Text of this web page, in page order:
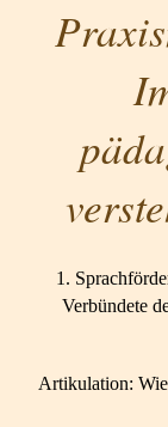
1.
Verbündete
Artikulation: